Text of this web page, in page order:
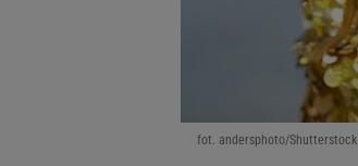
fot. andersphoto/Shutterstock